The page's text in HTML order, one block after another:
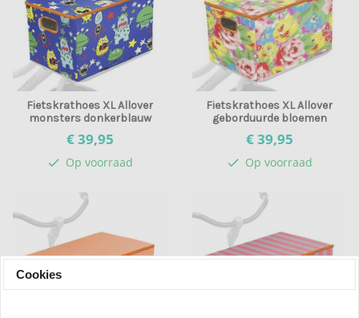
Fietskrathoes XL Allover
monsters donkerblauw
€ 39,95
check Op voorraad
Fietskrathoes XL Allover
geborduurde bloemen
€ 39,95
check Op voorraad
Cookies